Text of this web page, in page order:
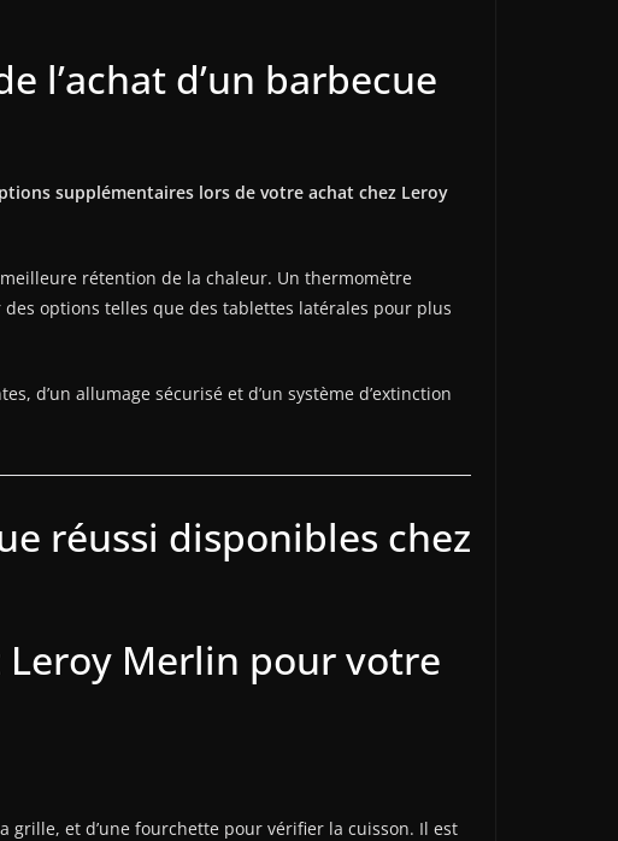
l’achat d’un barbecue
supplémentaires lors de votre achat chez Leroy
rétention de la chaleur. Un thermomètre
options telles que des tablettes latérales pour plus
d’un allumage sécurisé et d’un système d’extinction
réussi disponibles chez
Leroy Merlin pour votre
grille, et d’une fourchette pour vérifier la cuisson. Il est